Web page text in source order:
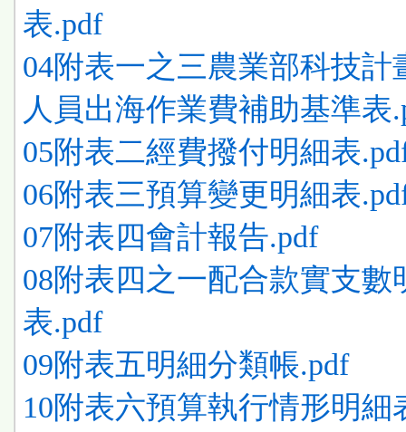
表.pdf
04附表一之三農業部科技計
人員出海作業費補助基準表
05附表二經費撥付明細表
06附表三預算變更明細表
07附表四會計報告.pdf
08附表四之一配合款實支數
表.pdf
09附表五明細分類帳.pdf
10附表六預算執行情形明細